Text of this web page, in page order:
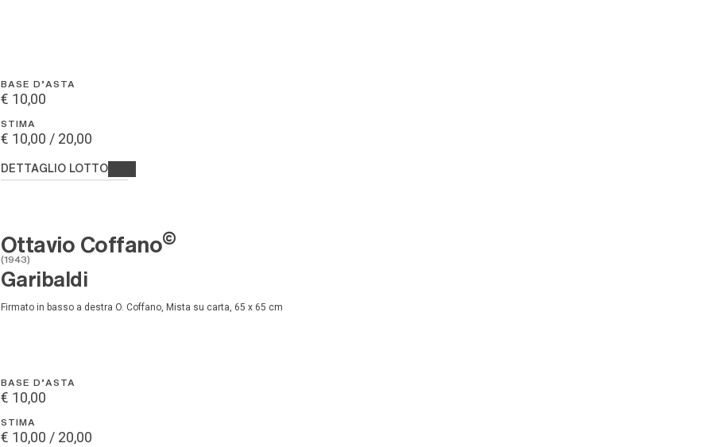
BASE D'ASTA
€ 10,00
STIMA
€ 10,00 / 20,00
DETTAGLIO LOTTO
Ottavio Coffano©
(1943)
Garibaldi
Firmato in basso a destra O. Coffano, Mista su carta, 65 x 65 cm
BASE D'ASTA
€ 10,00
STIMA
€ 10,00 / 20,00